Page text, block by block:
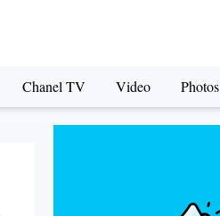
Chanel TV Video Photos